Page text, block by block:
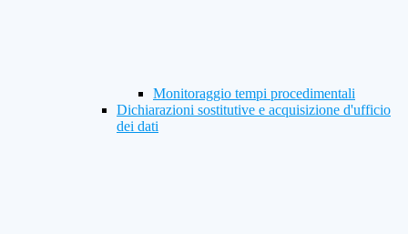
Monitoraggio tempi procedimentali
Dichiarazioni sostitutive e acquisizione d'ufficio
dei dati